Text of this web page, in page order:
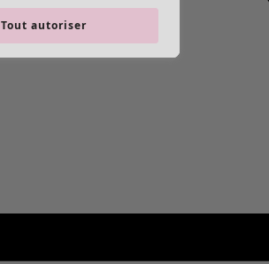
Tout autoriser